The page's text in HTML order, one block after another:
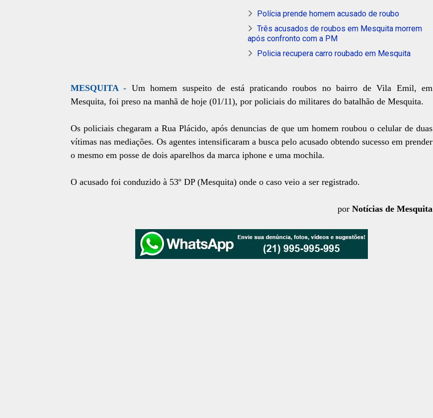
Polícia prende homem acusado de roubo
Três acusados de roubos em Mesquita morrem
após confronto com a PM
Policia recupera carro roubado em Mesquita
MESQUITA - Um homem suspeito de está praticando roubos no bairro de Vila Emil, em
Mesquita, foi preso na manhã de hoje (01/11), por policiais do militares do batalhão de Mesquita.
Os policiais chegaram a Rua Plácido, após denuncias de que um homem roubou o celular de duas
vítimas nas mediações. Os agentes intensificaram a busca pelo acusado obtendo sucesso em prender
o mesmo em posse de dois aparelhos da marca iphone e uma mochila.
O acusado foi conduzido à 53º DP (Mesquita) onde o caso veio a ser registrado.
por Notícias de Mesquita